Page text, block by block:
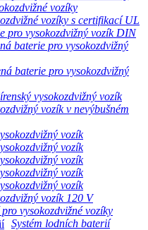
vozíky
vozíky s certifikací UL
pro vysokozdvižný vozík DIN
baterie pro vysokozdvižný
baterie pro vysokozdvižný
vysokozdvižný vozík
vozík v nevýbušném
vozík
vozík
vozík
vozík
vozík
vozík 120 V
vysokozdvižné vozíky
Systém lodních baterií